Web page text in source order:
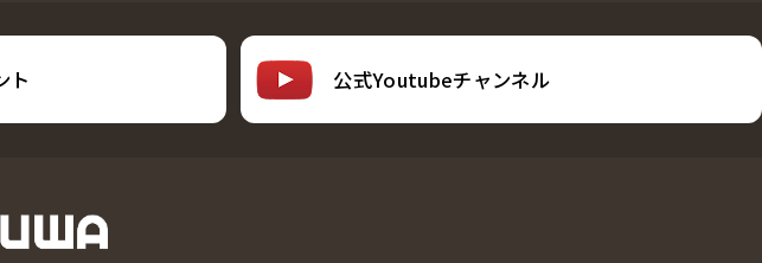
ト 公式Youtubeチャンネル